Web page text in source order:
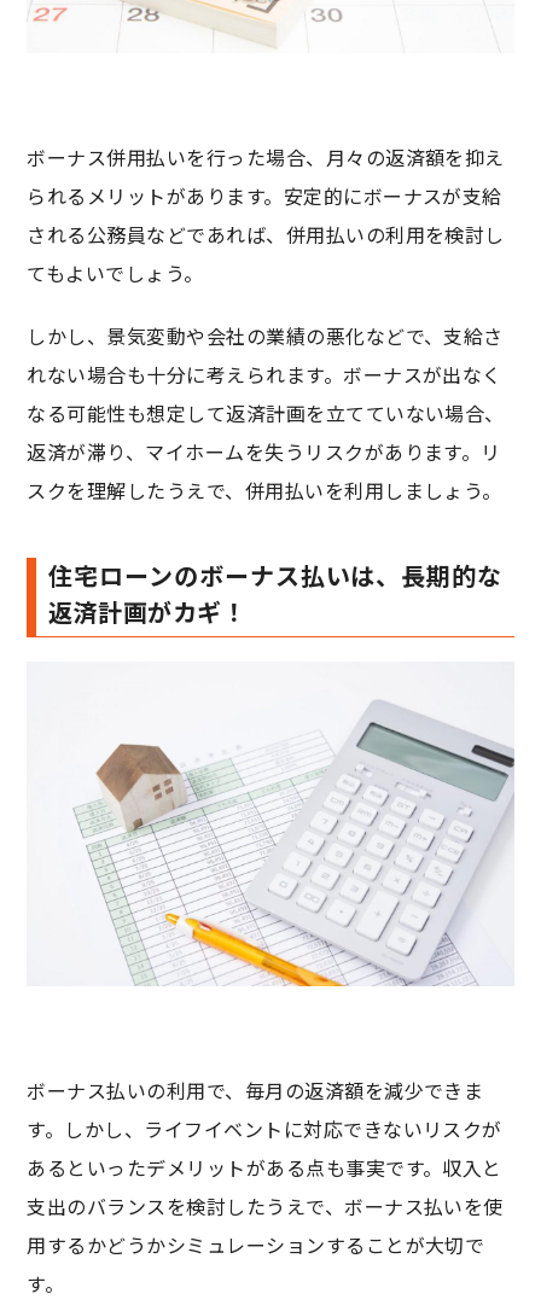
ボーナス併用払いを行った場合、月々の返済額を抑え
られるメリットがあります。安定的にボーナスが支給
される公務員などであれば、併用払いの利用を検討し
てもよいでしょう。
しかし、景気変動や会社の業績の悪化などで、支給さ
れない場合も十分に考えられます。ボーナスが出なく
なる可能性も想定して返済計画を立てていない場合、
返済が滞り、マイホームを失うリスクがあります。リ
スクを理解したうえで、併用払いを利用しましょう。
住宅ローンのボーナス払いは、長期的な
返済計画がカギ！
ボーナス払いの利用で、毎月の返済額を減少できま
す。しかし、ライフイベントに対応できないリスクが
あるといったデメリットがある点も事実です。収入と
支出のバランスを検討したうえで、ボーナス払いを使
用するかどうかシミュレーションすることが大切で
す。